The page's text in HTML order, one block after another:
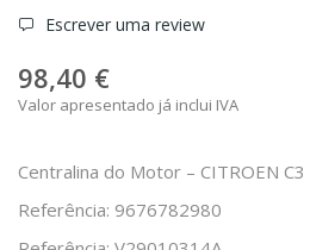
Escrever uma review
98,40 €
Valor apresentado já inclui IVA
Centralina do Motor – CITROEN C3
Referência: 9676782980